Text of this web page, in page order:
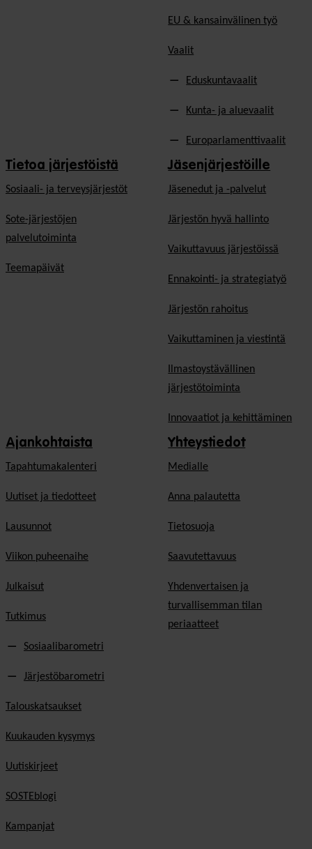
EU & kansainvälinen työ
Vaalit
Eduskuntavaalit
Kunta- ja aluevaalit
Europarlamenttivaalit
Tietoa järjestöistä
Sosiaali- ja terveysjärjestöt
Sote-järjestöjen
palvelutoiminta
Teemapäivät
Jäsenjärjestöille
Jäsen­edut ja -palvelut
Järjestön hyvä hallinto
Vaikuttavuus järjestöissä
Ennakointi- ja strategiatyö
Järjestön rahoitus
Vaikuttaminen ja viestintä
Ilmastoystävällinen
järjestötoiminta
Innovaatiot ja kehittäminen
Ajankohtaista
Tapahtumakalenteri
Uutiset ja tiedotteet
Lausunnot
Viikon puheenaihe
Julkaisut
Tutkimus
Sosiaalibarometri
Järjestöbarometri
Talouskatsaukset
Kuukauden kysymys
Uutiskirjeet
SOSTEblogi
Kampanjat
Yhteystiedot
Medialle
Anna palautetta
Tietosuoja
Saavutettavuus
Yhdenvertaisen ja
turvallisemman tilan
periaatteet